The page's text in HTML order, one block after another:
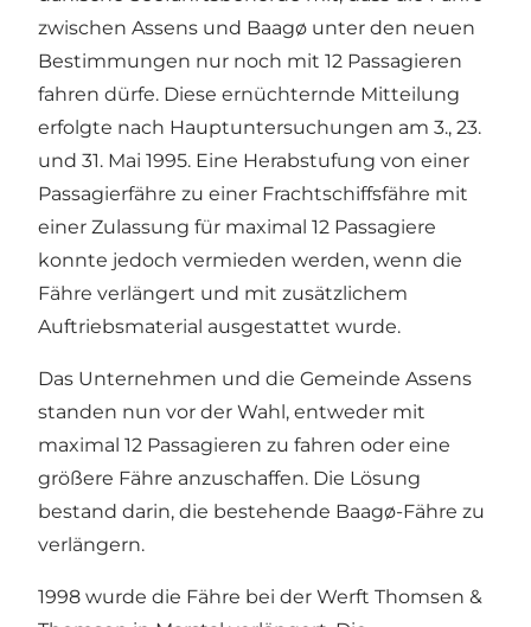
zwischen Assens und Baagø unter den neuen
Bestimmungen nur noch mit 12 Passagieren
fahren dürfe. Diese ernüchternde Mitteilung
erfolgte nach Hauptuntersuchungen am 3., 23.
und 31. Mai 1995. Eine Herabstufung von einer
Passagierfähre zu einer Frachtschiffsfähre mit
einer Zulassung für maximal 12 Passagiere
konnte jedoch vermieden werden, wenn die
Fähre verlängert und mit zusätzlichem
Auftriebsmaterial ausgestattet wurde.
Das Unternehmen und die Gemeinde Assens
standen nun vor der Wahl, entweder mit
maximal 12 Passagieren zu fahren oder eine
größere Fähre anzuschaffen. Die Lösung
bestand darin, die bestehende Baagø-Fähre zu
verlängern.
1998 wurde die Fähre bei der Werft Thomsen &